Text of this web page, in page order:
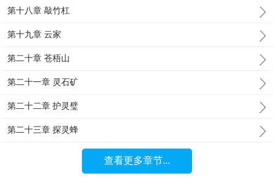
第十八章 敲竹杠
第十九章 云家
第二十章 苍梧山
第二十一章 灵石矿
第二十二章 护灵璧
第二十三章 探灵蜂
查看更多章节...